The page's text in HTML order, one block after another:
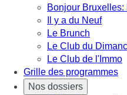
Bonjour
Il y a du Neuf
Le Brunch
Le Club du
Le Club de l'Immo
Grille des programmes
Nos dossiers